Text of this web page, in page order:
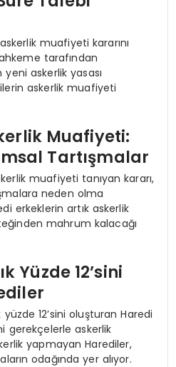
muafiyeti kararını
tarafından
askerlik yasası
askerlik muafiyeti
Muafiyeti:
Tartışmalar
muafiyeti tanıyan kararı,
neden olma
erkeklerin artık askerlik
mahrum kalacağı
Yüzde 12’sini
yüzde 12’sini oluşturan Haredi
gerekçelerle askerlik
yapmayan Harediler,
odağında yer alıyor.